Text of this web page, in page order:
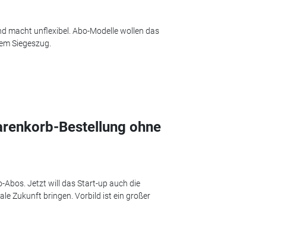
macht unflexibel. Abo-Modelle wollen das
Siegeszug.
Bestellung ohne
Abos. Jetzt will das Start-up auch die
Zukunft bringen. Vorbild ist ein großer